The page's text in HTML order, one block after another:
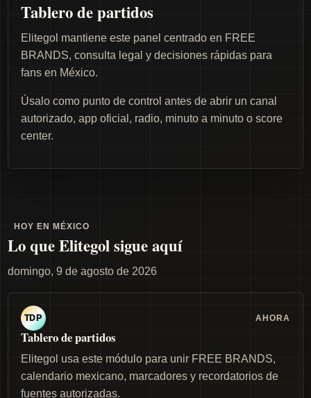
Tablero de partidos
Elitegol mantiene este panel centrado en FREE
BRANDS, consulta legal y decisiones rápidas para
fans en México.
Úsalo como punto de control antes de abrir un canal
autorizado, app oficial, radio, minuto a minuto o score
center.
HOY EN MÉXICO
Lo que Elitegol sigue aquí
domingo, 9 de agosto de 2026
TDP AHORA
Tablero de partidos
Elitegol usa este módulo para unir FREE BRANDS,
calendario mexicano, marcadores y recordatorios de
fuentes autorizadas.